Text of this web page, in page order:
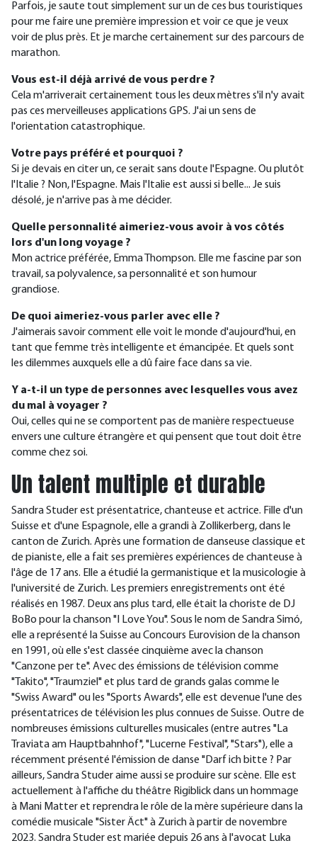
Parfois, je saute tout simplement sur un de ces bus touristiques
pour me faire une première impression et voir ce que je veux
voir de plus près. Et je marche certainement sur des parcours de
marathon.
Vous est-il déjà arrivé de vous perdre ?
Cela m'arriverait certainement tous les deux mètres s'il n'y avait
pas ces merveilleuses applications GPS. J'ai un sens de
l'orientation catastrophique.
Votre pays préféré et pourquoi ?
Si je devais en citer un, ce serait sans doute l'Espagne. Ou plutôt
l'Italie ? Non, l'Espagne. Mais l'Italie est aussi si belle... Je suis
désolé, je n'arrive pas à me décider.
Quelle personnalité aimeriez-vous avoir à vos côtés
lors d'un long voyage ?
Mon actrice préférée, Emma Thompson. Elle me fascine par son
travail, sa polyvalence, sa personnalité et son humour
grandiose.
De quoi aimeriez-vous parler avec elle ?
J'aimerais savoir comment elle voit le monde d'aujourd'hui, en
tant que femme très intelligente et émancipée. Et quels sont
les dilemmes auxquels elle a dû faire face dans sa vie.
Y a-t-il un type de personnes avec lesquelles vous avez
du mal à voyager ?
Oui, celles qui ne se comportent pas de manière respectueuse
envers une culture étrangère et qui pensent que tout doit être
comme chez soi.
Un talent multiple et durable
Sandra Studer est présentatrice, chanteuse et actrice. Fille d'un
Suisse et d'une Espagnole, elle a grandi à Zollikerberg, dans le
canton de Zurich. Après une formation de danseuse classique et
de pianiste, elle a fait ses premières expériences de chanteuse à
l'âge de 17 ans. Elle a étudié la germanistique et la musicologie à
l'université de Zurich. Les premiers enregistrements ont été
réalisés en 1987. Deux ans plus tard, elle était la choriste de DJ
BoBo pour la chanson "I Love You". Sous le nom de Sandra Simó,
elle a représenté la Suisse au Concours Eurovision de la chanson
en 1991, où elle s'est classée cinquième avec la chanson
"Canzone per te". Avec des émissions de télévision comme
"Takito", "Traumziel" et plus tard de grands galas comme le
"Swiss Award" ou les "Sports Awards", elle est devenue l'une des
présentatrices de télévision les plus connues de Suisse. Outre de
nombreuses émissions culturelles musicales (entre autres "La
Traviata am Hauptbahnhof", "Lucerne Festival", "Stars"), elle a
récemment présenté l'émission de danse "Darf ich bitte ? Par
ailleurs, Sandra Studer aime aussi se produire sur scène. Elle est
actuellement à l'affiche du théâtre Rigiblick dans un hommage
à Mani Matter et reprendra le rôle de la mère supérieure dans la
comédie musicale "Sister Äct" à Zurich à partir de novembre
2023. Sandra Studer est mariée depuis 26 ans à l'avocat Luka